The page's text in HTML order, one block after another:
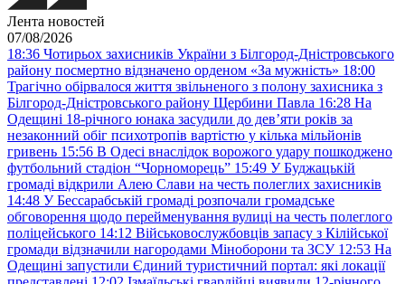
Лента новостей
07/08/2026
18:36 Чотирьох захисників України з Білгород-Дністровського
району посмертно відзначено орденом «За мужність» 18:00
Трагічно обірвалося життя звільненого з полону захисника з
Білгород-Дністровського району Щербини Павла 16:28 На
Одещині 18-річного юнака засудили до дев’яти років за
незаконний обіг психотропів вартістю у кілька мільйонів
гривень 15:56 В Одесі внаслідок ворожого удару пошкоджено
футбольний стадіон “Чорноморець” 15:49 У Буджацькій
громаді відкрили Алею Слави на честь полеглих захисників
14:48 У Бессарабській громаді розпочали громадське
обговорення щодо перейменування вулиці на честь полеглого
поліцейського 14:12 Військовослужбовців запасу з Кілійської
громади відзначили нагородами Міноборони та ЗСУ 12:53 На
Одещині запустили Єдиний туристичний портал: які локації